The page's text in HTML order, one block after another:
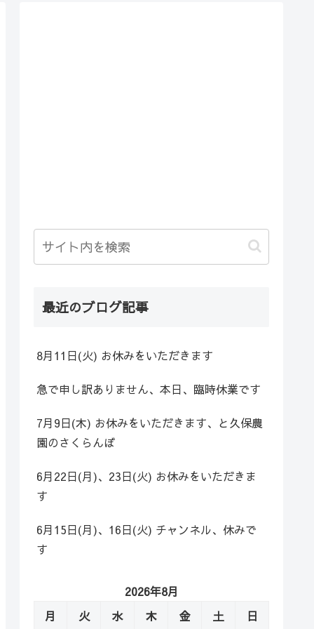
最近のブログ記事
8月11日(火) お休みをいただきます
急で申し訳ありません、本日、臨時休業です
7月9日(木) お休みをいただきます、と久保農
園のさくらんぼ
6月22日(月)、23日(火) お休みをいただきま
す
6月15日(月)、16日(火) チャンネル、休みで
す
2026年8月
月
火 水 木 金 土
日